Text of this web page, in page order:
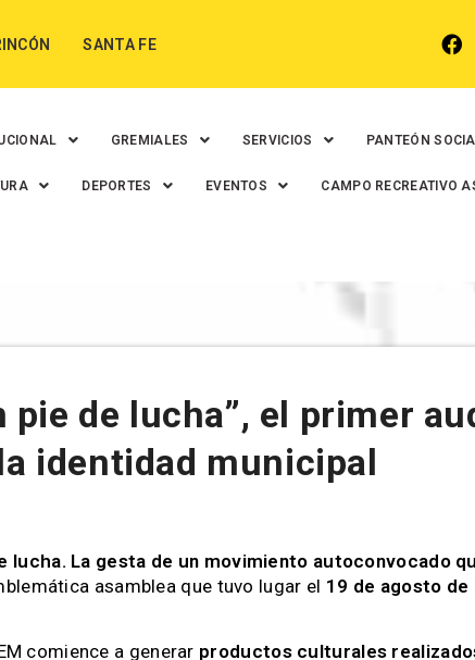
SANTA FE
GREMIALES SERVICIOS PANTEÓN
DEPORTES EVENTOS CAMPO RECREATIVO
pie de lucha”, el primer
identidad municipal
lucha. La gesta de un movimiento autoconvocado
asamblea que tuvo lugar el 19 de agosto de
comience a generar productos culturales